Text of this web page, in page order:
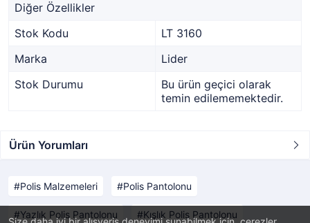
Diğer Özellikler
Stok Kodu
LT 3160
Marka
Lider
Stok Durumu
Bu ürün geçici olarak
temin edilememektedir.
Ürün Yorumları
Polis Malzemeleri Polis Pantolonu
Yazlık Polis Pantolonu Kışlık Polis Pantolonu